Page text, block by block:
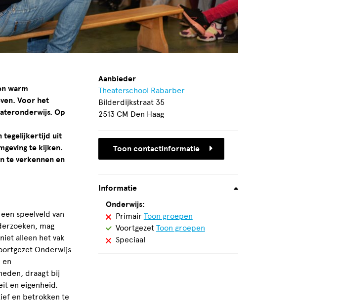
warm
Voor het
Op
tegelijkertijd uit
te kijken.
te verkennen en
speelveld van
mag
alleen het vak
Onderwijs
en
draagt bij
en eigenheid.
en betrokken te
Aanbieder
Theaterschool Rabarber
Bilderdijkstraat 35
2513 CM Den Haag
Toon contactinformatie
Informatie
Onderwijs:
Niet
geschikt
voor
Primair Toon groepen
Geschikt
voor
Voortgezet Toon groepen
Niet
Speciaal